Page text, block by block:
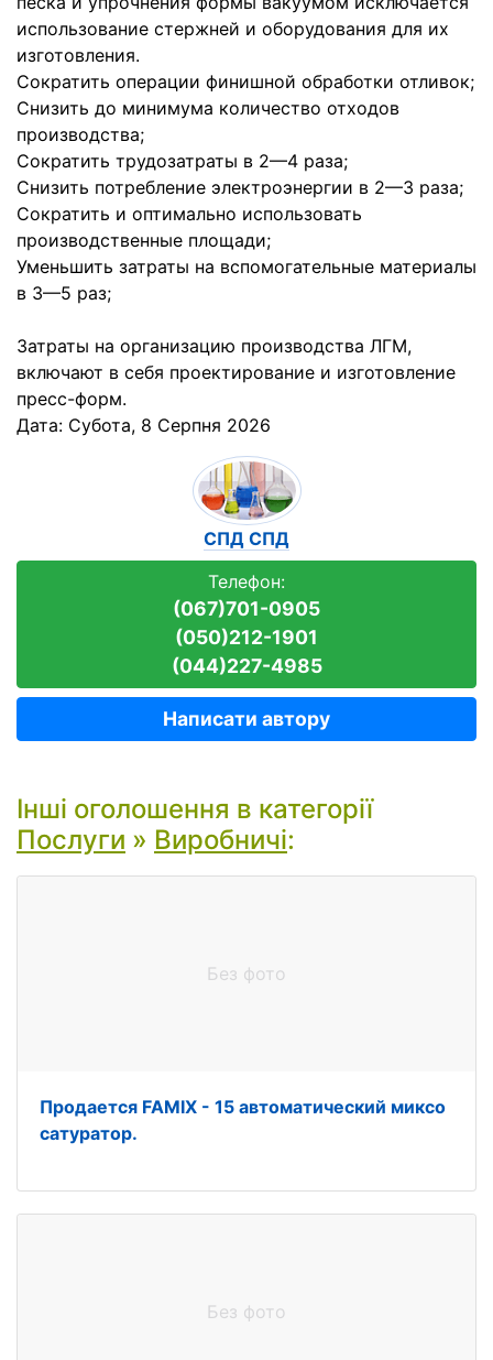
использование стержней и оборудования для их
изготовления.
Сократить операции финишной обработки отливок;
Снизить до минимума количество отходов
производства;
Сократить трудозатраты в 2—4 раза;
Снизить потребление электроэнергии в 2—3 раза;
Сократить и оптимально использовать
производственные площади;
Уменьшить затраты на вспомогательные материалы
в 3—5 раз;
Затраты на организацию производства ЛГМ,
включают в себя проектирование и изготовление
пресс-форм.
Дата: Субота, 8 Серпня 2026
СПД СПД
Телефон:
(067)701-0905
(050)212-1901
(044)227-4985
Написати автору
Інші оголошення в категорії
Послуги » Виробничі:
Без фото
Продается FAMIX - 15 автоматический миксо
сатуратор.
Без фото